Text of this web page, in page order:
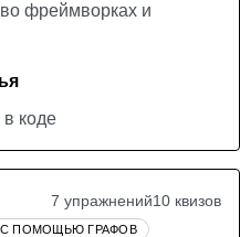
фреймворках и
коде
7 упражнений10 квизов
ПОМОЩЬЮ ГРАФОВ